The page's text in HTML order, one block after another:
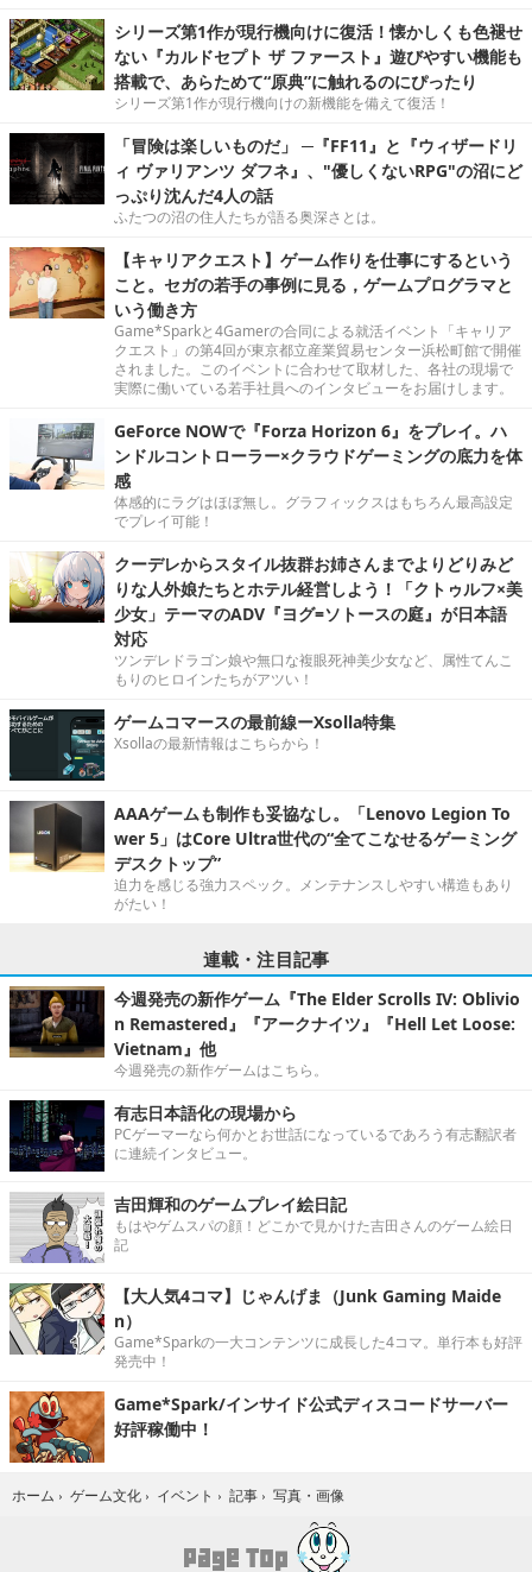
シリーズ第1作が現行機向けに復活！懐かしくも色褪せ
ない『カルドセプト ザ ファースト』遊びやすい機能も
搭載で、あらためて“原典”に触れるのにぴったり
シリーズ第1作が現行機向けの新機能を備えて復活！
「冒険は楽しいものだ」 ─『FF11』と『ウィザードリ
ィ ヴァリアンツ ダフネ』、"優しくないRPG"の沼にど
っぷり沈んだ4人の話
ふたつの沼の住人たちが語る奥深さとは。
【キャリアクエスト】ゲーム作りを仕事にするという
こと。セガの若手の事例に見る，ゲームプログラマと
いう働き方
Game*Sparkと4Gamerの合同による就活イベント「キャリア
クエスト」の第4回が東京都立産業貿易センター浜松町館で開催
されました。このイベントに合わせて取材した、各社の現場で
実際に働いている若手社員へのインタビューをお届けします。
GeForce NOWで『Forza Horizon 6』をプレイ。ハ
ンドルコントローラー×クラウドゲーミングの底力を体
感
体感的にラグはほぼ無し。グラフィックスはもちろん最高設定
でプレイ可能！
クーデレからスタイル抜群お姉さんまでよりどりみど
りな人外娘たちとホテル経営しよう！「クトゥルフ×美
少女」テーマのADV『ヨグ=ソトースの庭』が日本語
対応
ツンデレドラゴン娘や無口な複眼死神美少女など、属性てんこ
もりのヒロインたちがアツい！
ゲームコマースの最前線ーXsolla特集
Xsollaの最新情報はこちらから！
AAAゲームも制作も妥協なし。「Lenovo Legion To
wer 5」はCore Ultra世代の“全てこなせるゲーミング
デスクトップ”
迫力を感じる強力スペック。メンテナンスしやすい構造もあり
がたい！
連載・注目記事
今週発売の新作ゲーム『The Elder Scrolls IV: Oblivio
n Remastered』『アークナイツ』『Hell Let Loose:
Vietnam』他
今週発売の新作ゲームはこちら。
有志日本語化の現場から
PCゲーマーなら何かとお世話になっているであろう有志翻訳者
に連続インタビュー。
吉田輝和のゲームプレイ絵日記
もはやゲムスパの顔！どこかで見かけた吉田さんのゲーム絵日
記
【大人気4コマ】じゃんげま（Junk Gaming Maide
n）
Game*Sparkの一大コンテンツに成長した4コマ。単行本も好評
発売中！
Game*Spark/インサイド公式ディスコードサーバー
好評稼働中！
ホーム › ゲーム文化 › イベント › 記事 › 写真・画像